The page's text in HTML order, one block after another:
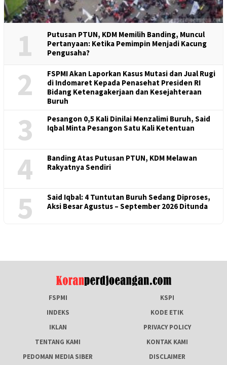
1
Putusan PTUN, KDM Memilih Banding, Muncul
Pertanyaan: Ketika Pemimpin Menjadi Kacung
Pengusaha?
2
FSPMI Akan Laporkan Kasus Mutasi dan Jual Rugi
di Indomaret Kepada Penasehat Presiden RI
Bidang Ketenagakerjaan dan Kesejahteraan
Buruh
3
Pesangon 0,5 Kali Dinilai Menzalimi Buruh, Said
Iqbal Minta Pesangon Satu Kali Ketentuan
4
Banding Atas Putusan PTUN, KDM Melawan
Rakyatnya Sendiri
5
Said Iqbal: 4 Tuntutan Buruh Sedang Diproses,
Aksi Besar Agustus – September 2026 Ditunda
FSPMI
KSPI
INDEKS
KODE ETIK
IKLAN
PRIVACY POLICY
TENTANG KAMI
KONTAK KAMI
PEDOMAN MEDIA SIBER
DISCLAIMER